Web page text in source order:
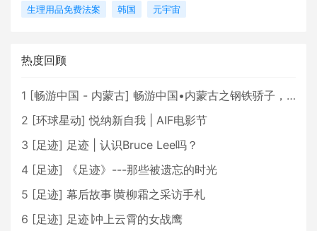
生理用品免费法案
韩国 元宇宙
热度回顾
1 [畅游中国 - 内蒙古] 畅游中国•内蒙古之钢铁骄子，魅力包头
2 [环球星动] 悦纳新自我 | AIF电影节
3 [足迹] 足迹 | 认识Bruce Lee吗？
4 [足迹]
《足迹》---那些被遗忘的时光
5 [足迹] 幕后故事∣黄柳霜之采访手札
6 [足迹] 足迹∣冲上云霄的女战鹰